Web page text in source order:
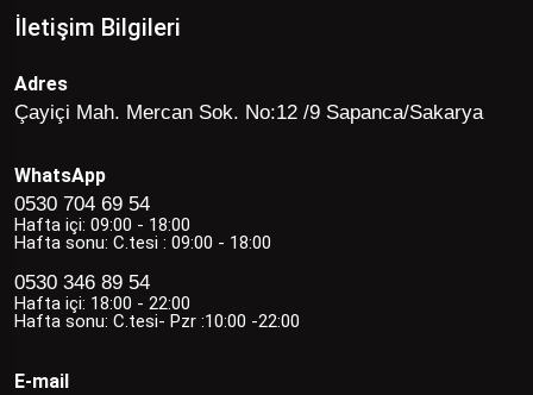
İletişim Bilgileri
Adres
Çayiçi Mah. Mercan Sok. No:12 /9 Sapanca/Sakarya
WhatsApp
0530 704 69 54
Hafta içi: 09:00 - 18:00
Hafta sonu: C.tesi : 09:00 - 18:00
0530 346 89 54
Hafta içi: 18:00 - 22:00
Hafta sonu: C.tesi- Pzr :10:00 -22:00
E-mail